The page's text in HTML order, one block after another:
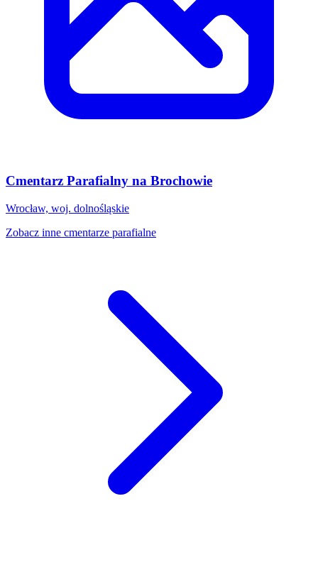
Cmentarz Parafialny na Brochowie
Wrocław, woj. dolnośląskie
Zobacz inne cmentarze parafialne